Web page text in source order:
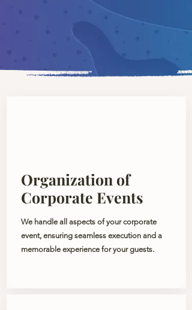
Organization of
Corporate Events
We handle all aspects of your corporate
event, ensuring seamless execution and a
memorable experience for your guests.